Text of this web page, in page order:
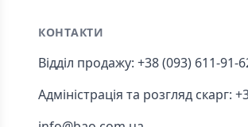
КОНТАКТИ
Відділ продажу: +38 (093) 611-91-
Адміністрація та розгляд скарг: